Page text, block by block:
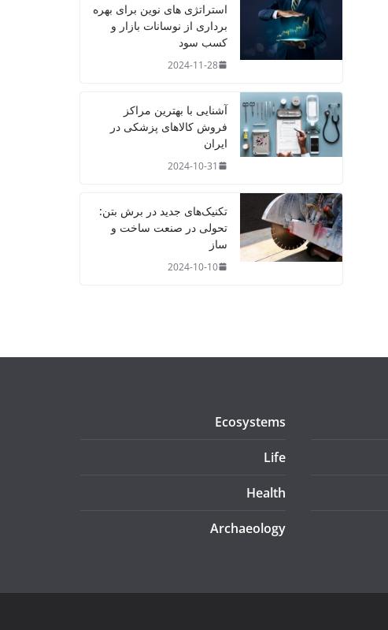
استراتژی‌ های نوین برای بهره‌
برداری از نوسانات بازار و
کسب سود
2024-11-28
آشنایی با بهترین مراکز
فروش کالاهای پزشکی در
ایران
2024-10-31
تکنیک‌های جدید در برش بتن:
تحولی در صنعت ساخت و
ساز
2024-10-10
Ecosystems
Life
Health
Archaeology